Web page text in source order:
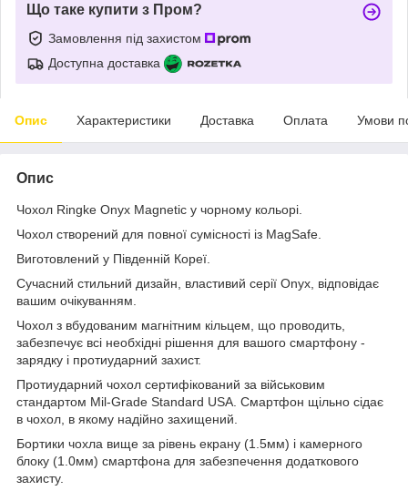
Що таке купити з Пром?
Замовлення під захистом
Доступна доставка
Опис Характеристики Доставка Оплата Умови
Опис
Чохол Ringke Onyx Magnetic у чорному кольорі.
Чохол створений для повної сумісності із MagSafe.
Виготовлений у Південній Кореї.
Сучасний стильний дизайн, властивий серії Onyx, відповідає
вашим очікуванням.
Чохол з вбудованим магнітним кільцем, що проводить,
забезпечує всі необхідні рішення для вашого смартфону -
зарядку і протиударний захист.
Протиударний чохол сертифікований за військовим
стандартом Mil-Grade Standard USA. Смартфон щільно сідає
в чохол, в якому надійно захищений.
Бортики чохла вище за рівень екрану (1.5мм) і камерного
блоку (1.0мм) смартфона для забезпечення додаткового
захисту.